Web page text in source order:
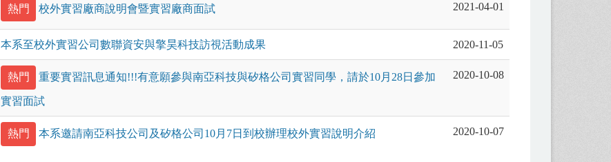
熱門 校外實習廠商說明會暨實習廠商面試 2021-04-01
本系至校外實習公司數聯資安與擎昊科技訪視活動成果 2020-11-05
熱門 重要實習訊息通知!!!有意願參與南亞科技與矽格公司實習同學，請於10月28日參加
實習面試
2020-10-08
熱門 本系邀請南亞科技公司及矽格公司10月7日到校辦理校外實習說明介紹 2020-10-07